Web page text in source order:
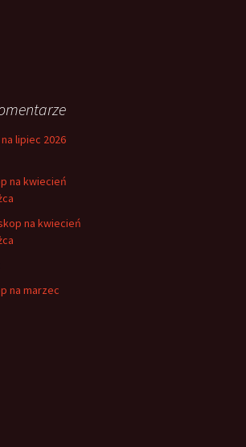
lipiec 2026
na kwiecień
na kwiecień
na marzec